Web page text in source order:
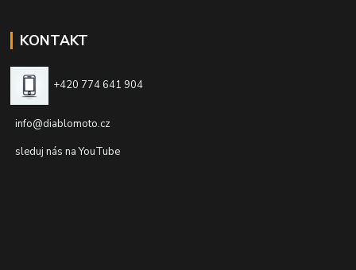
KONTAKT
+420 774 641 904
info@diablomoto.cz
sleduj nás na YouTube